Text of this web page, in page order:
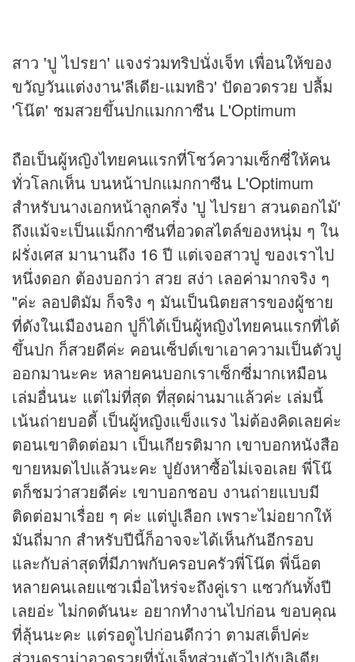
สาว 'ปู ไปรยา' แจงร่วมทริปนั่งเจ็ท เพื่อนให้ของ
ขวัญวันแต่งงาน'ลีเดีย-แมทธิว' ปัดอวดรวย ปลื้ม
'โน๊ต' ชมสวยขึ้นปกแมกกาซีน L'Optimum
ถือเป็นผู้หญิงไทยคนแรกที่โชว์ความเซ็กซี่ให้คน
ทั่วโลกเห็น บนหน้าปกแมกกาซีน L'Optimum
สำหรับนางเอกหน้าลูกครึ่ง 'ปู ไปรยา สวนดอกไม้'
ถึงแม้จะเป็นแม็กกาซีนที่อวดสไตล์ของหนุ่ม ๆ ใน
ฝรั่งเศส มานานถึง 16 ปี แต่เจอสาวปู ของเราไป
หนึ่งดอก ต้องบอกว่า สวย สง่า เลอค่ามากจริง ๆ
"ค่ะ ลอปติมัม ก็จริง ๆ มันเป็นนิตยสารของผู้ชาย
ที่ดังในเมืองนอก ปูก็ได้เป็นผู้หญิงไทยคนแรกที่ได้
ขึ้นปก ก็สวยดีค่ะ คอนเซ็ปต์เขาเอาความเป็นตัวปู
ออกมานะคะ หลายคนบอกเราเซ็กซี่มากเหมือน
เล่มอื่นนะ แต่ไม่ที่สุด ที่สุดผ่านมาแล้วค่ะ เล่มนี้
เน้นถ่ายบอดี้ เป็นผู้หญิงแข็งแรง ไม่ต้องคิดเลยค่ะ
ตอนเขาติดต่อมา เป็นเกียรติมาก เขาบอกหนังสือ
ขายหมดไปแล้วนะคะ ปูยังหาซื้อไม่เจอเลย พี่โน๊
ตก็ชมว่าสวยดีค่ะ เขาบอกชอบ งานถ่ายแบบมี
ติดต่อมาเรื่อย ๆ ค่ะ แต่ปูเลือก เพราะไม่อยากให้
มันถี่มาก สำหรับปีนี้ก็อาจจะได้เห็นกันอีกรอบ
และกับล่าสุดที่มีภาพกับครอบครัวพี่โน๊ต พี่น็อต
หลายคนเลยแซวเมื่อไหร่จะถึงคู่เรา แซวกันทั้งปี
เลยอ่ะ ไม่กดดันนะ อยากทำงานไปก่อน ขอบคุณ
ที่ลุ้นนะคะ แต่รอดูไปก่อนดีกว่า ตามสเต็ปค่ะ